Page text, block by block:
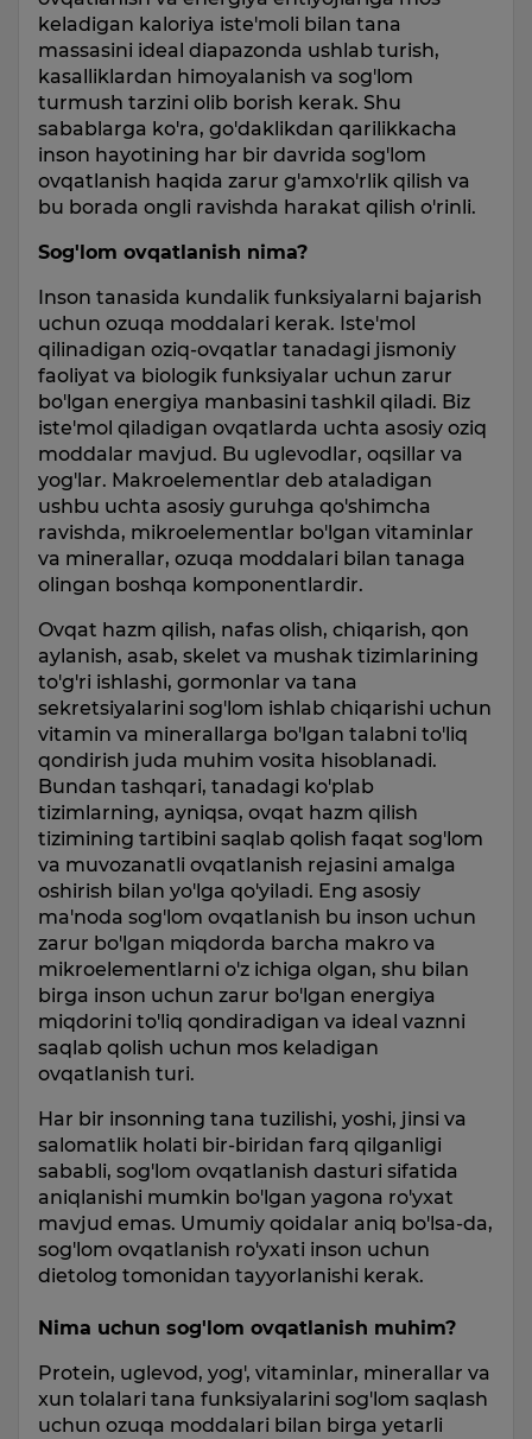
keladigan kaloriya iste'moli bilan tana
massasini ideal diapazonda ushlab turish,
kasalliklardan himoyalanish va sog'lom
turmush tarzini olib borish kerak. Shu
sabablarga ko'ra, go'daklikdan qarilikkacha
inson hayotining har bir davrida sog'lom
ovqatlanish haqida zarur g'amxo'rlik qilish va
bu borada ongli ravishda harakat qilish o'rinli.
Sog'lom ovqatlanish nima?
Inson tanasida kundalik funksiyalarni bajarish
uchun ozuqa moddalari kerak. Iste'mol
qilinadigan oziq-ovqatlar tanadagi jismoniy
faoliyat va biologik funksiyalar uchun zarur
bo'lgan energiya manbasini tashkil qiladi. Biz
iste'mol qiladigan ovqatlarda uchta asosiy oziq
moddalar mavjud. Bu uglevodlar, oqsillar va
yog'lar. Makroelementlar deb ataladigan
ushbu uchta asosiy guruhga qo'shimcha
ravishda, mikroelementlar bo'lgan vitaminlar
va minerallar, ozuqa moddalari bilan tanaga
olingan boshqa komponentlardir.
Ovqat hazm qilish, nafas olish, chiqarish, qon
aylanish, asab, skelet va mushak tizimlarining
to'g'ri ishlashi, gormonlar va tana
sekretsiyalarini sog'lom ishlab chiqarishi uchun
vitamin va minerallarga bo'lgan talabni to'liq
qondirish juda muhim vosita hisoblanadi.
Bundan tashqari, tanadagi ko'plab
tizimlarning, ayniqsa, ovqat hazm qilish
tizimining tartibini saqlab qolish faqat sog'lom
va muvozanatli ovqatlanish rejasini amalga
oshirish bilan yo'lga qo'yiladi. Eng asosiy
ma'noda sog'lom ovqatlanish bu inson uchun
zarur bo'lgan miqdorda barcha makro va
mikroelementlarni o'z ichiga olgan, shu bilan
birga inson uchun zarur bo'lgan energiya
miqdorini to'liq qondiradigan va ideal vaznni
saqlab qolish uchun mos keladigan
ovqatlanish turi.
Har bir insonning tana tuzilishi, yoshi, jinsi va
salomatlik holati bir-biridan farq qilganligi
sababli, sog'lom ovqatlanish dasturi sifatida
aniqlanishi mumkin bo'lgan yagona ro'yxat
mavjud emas. Umumiy qoidalar aniq bo'lsa-da,
sog'lom ovqatlanish ro'yxati inson uchun
dietolog tomonidan tayyorlanishi kerak.
Nima uchun sog'lom ovqatlanish muhim?
Protein, uglevod, yog', vitaminlar, minerallar va
xun tolalari tana funksiyalarini sog'lom saqlash
uchun ozuqa moddalari bilan birga yetarli